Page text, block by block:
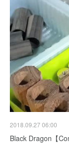
2018.09.27 06:00
Black Dragon【